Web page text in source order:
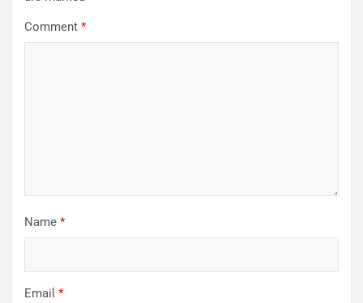
Comment *
Name *
Email *